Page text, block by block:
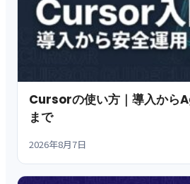
Cursorの使い方｜導入から
まで
2026年8月7日